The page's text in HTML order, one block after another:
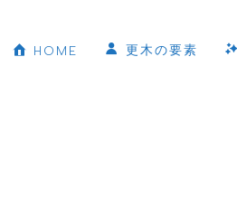
HOME 更木の要素